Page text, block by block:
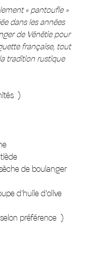
« pantoufle »
dans les années
de Vénétie pour
française, tout
tradition rustique
)
de boulanger
d’huile d’olive
préférence  )